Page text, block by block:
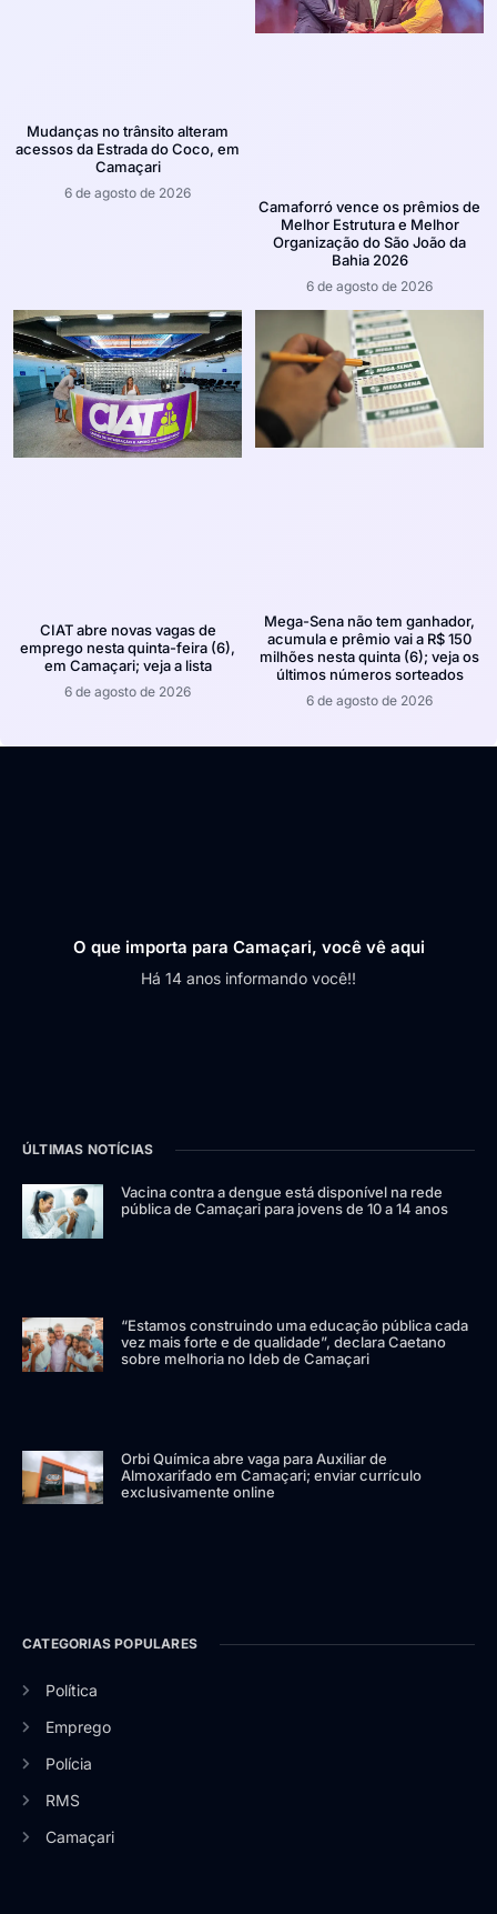
Mudanças no trânsito alteram
acessos da Estrada do Coco, em
Camaçari
6 de agosto de 2026
Camaforró vence os prêmios de
Melhor Estrutura e Melhor
Organização do São João da
Bahia 2026
6 de agosto de 2026
CIAT abre novas vagas de
emprego nesta quinta-feira (6),
em Camaçari; veja a lista
6 de agosto de 2026
Mega-Sena não tem ganhador,
acumula e prêmio vai a R$ 150
milhões nesta quinta (6); veja os
últimos números sorteados
6 de agosto de 2026
O que importa para Camaçari, você vê aqui
Há 14 anos informando você!!
ÚLTIMAS NOTÍCIAS
Vacina contra a dengue está disponível na rede
pública de Camaçari para jovens de 10 a 14 anos
“Estamos construindo uma educação pública cada
vez mais forte e de qualidade”, declara Caetano
sobre melhoria no Ideb de Camaçari
Orbi Química abre vaga para Auxiliar de
Almoxarifado em Camaçari; enviar currículo
exclusivamente online
CATEGORIAS POPULARES
Política
Emprego
Polícia
RMS
Camaçari